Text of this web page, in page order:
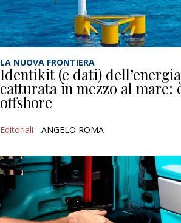
LA NUOVA FRONTIERA
Identikit (e dati)
catturata in mezzo al mare:
offshore
Editoriali - ANGELO ROMA